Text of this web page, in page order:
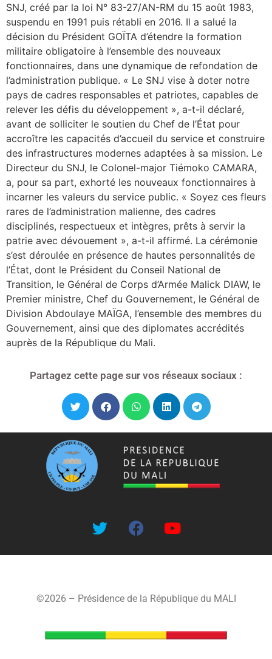
SNJ, créé par la loi N° 83-27/AN-RM du 15 août 1983,
suspendu en 1991 puis rétabli en 2016. Il a salué la
décision du Président GOÏTA d’étendre la formation
militaire obligatoire à l’ensemble des nouveaux
fonctionnaires, dans une dynamique de refondation de
l’administration publique. « Le SNJ vise à doter notre
pays de cadres responsables et patriotes, capables de
relever les défis du développement », a-t-il déclaré,
avant de solliciter le soutien du Chef de l’État pour
accroître les capacités d’accueil du service et construire
des infrastructures modernes adaptées à sa mission. Le
Directeur du SNJ, le Colonel-major Tiémoko CAMARA,
a, pour sa part, exhorté les nouveaux fonctionnaires à
incarner les valeurs du service public. « Soyez ces fleurs
rares de l’administration malienne, des cadres
disciplinés, respectueux et intègres, prêts à servir la
patrie avec dévouement », a-t-il affirmé. La cérémonie
s’est déroulée en présence de hautes personnalités de
l’État, dont le Président du Conseil National de
Transition, le Général de Corps d’Armée Malick DIAW, le
Premier ministre, Chef du Gouvernement, le Général de
Division Abdoulaye MAÏGA, l’ensemble des membres du
Gouvernement, ainsi que des diplomates accrédités
auprès de la République du Mali.
Partagez cette page sur vos réseaux sociaux :
©2026 – Présidence de la République du MALI